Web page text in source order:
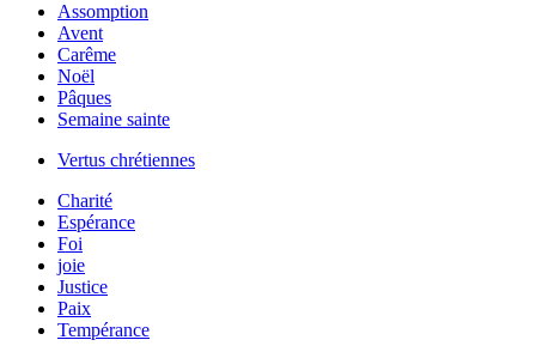
Assomption
Avent
Carême
Noël
Pâques
Semaine sainte
Vertus chrétiennes
Charité
Espérance
Foi
joie
Justice
Paix
Tempérance